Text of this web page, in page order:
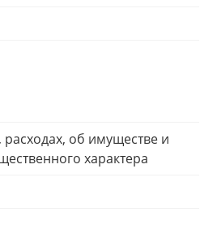
об имуществе и
характера